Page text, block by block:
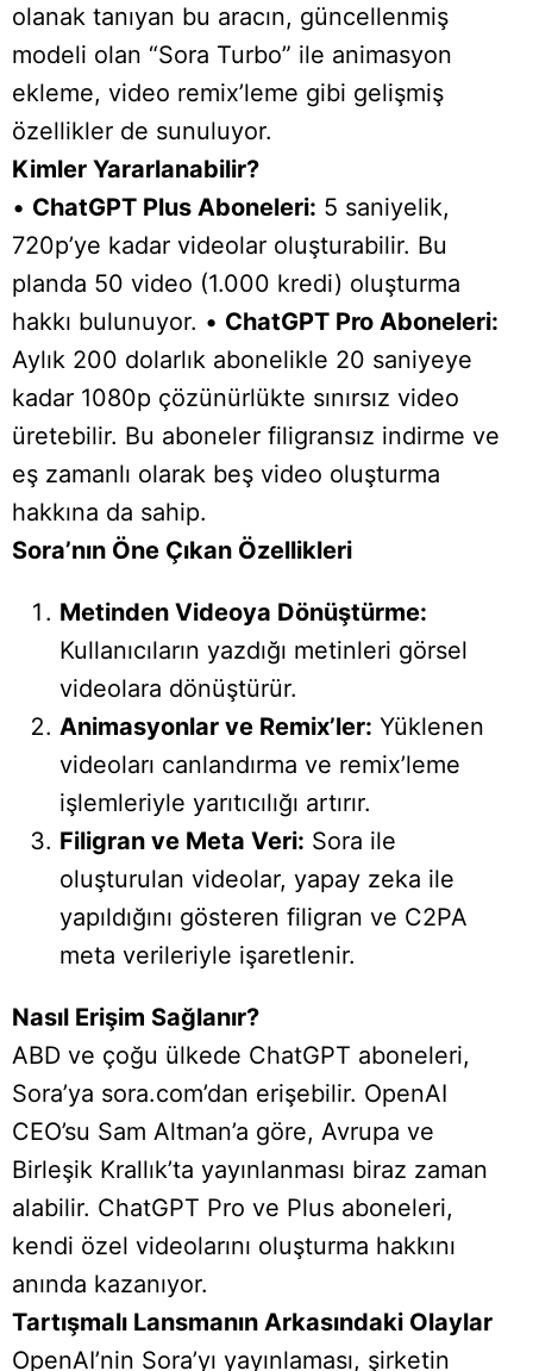
olanak tanıyan bu aracın, güncellenmiş
modeli olan “Sora Turbo” ile animasyon
ekleme, video remix’leme gibi gelişmiş
özellikler de sunuluyor.
Kimler Yararlanabilir?
• ChatGPT Plus Aboneleri: 5 saniyelik,
720p’ye kadar videolar oluşturabilir. Bu
planda 50 video (1.000 kredi) oluşturma
hakkı bulunuyor. • ChatGPT Pro Aboneleri:
Aylık 200 dolarlık abonelikle 20 saniyeye
kadar 1080p çözünürlükte sınırsız video
üretebilir. Bu aboneler filigransız indirme ve
eş zamanlı olarak beş video oluşturma
hakkına da sahip.
Sora’nın Öne Çıkan Özellikleri
Metinden Videoya Dönüştürme:
Kullanıcıların yazdığı metinleri görsel
videolara dönüştürür.
Animasyonlar ve Remix’ler: Yüklenen
videoları canlandırma ve remix’leme
işlemleriyle yarıtıcılığı artırır.
Filigran ve Meta Veri: Sora ile
oluşturulan videolar, yapay zeka ile
yapıldığını gösteren filigran ve C2PA
meta verileriyle işaretlenir.
Nasıl Erişim Sağlanır?
ABD ve çoğu ülkede ChatGPT aboneleri,
Sora’ya sora.com’dan erişebilir. OpenAI
CEO’su Sam Altman’a göre, Avrupa ve
Birleşik Krallık’ta yayınlanması biraz zaman
alabilir. ChatGPT Pro ve Plus aboneleri,
kendi özel videolarını oluşturma hakkını
anında kazanıyor.
Tartışmalı Lansmanın Arkasındaki Olaylar
OpenAI’nin Sora’yı yayınlaması, şirketin